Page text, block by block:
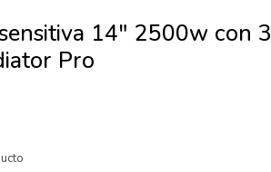
14" 2500w con 3
Pro